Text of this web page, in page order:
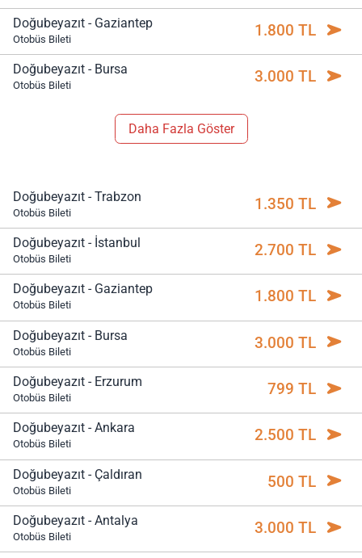
Doğubeyazıt - Gaziantep
Otobüs Bileti 1.800 TL
Doğubeyazıt - Bursa
Otobüs Bileti 3.000 TL
Daha Fazla Göster
Doğubeyazıt - Trabzon
Otobüs Bileti 1.350 TL
Doğubeyazıt - İstanbul
Otobüs Bileti 2.700 TL
Doğubeyazıt - Gaziantep
Otobüs Bileti 1.800 TL
Doğubeyazıt - Bursa
Otobüs Bileti 3.000 TL
Doğubeyazıt - Erzurum
Otobüs Bileti 799 TL
Doğubeyazıt - Ankara
Otobüs Bileti 2.500 TL
Doğubeyazıt - Çaldıran
Otobüs Bileti 500 TL
Doğubeyazıt - Antalya
Otobüs Bileti 3.000 TL